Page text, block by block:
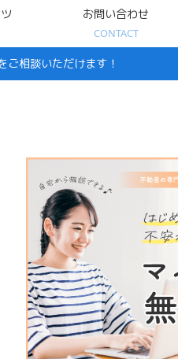
お問い合わせ
CONTACT
相談いただけます！